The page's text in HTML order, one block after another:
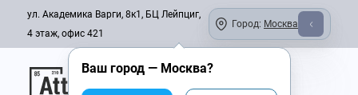
ул. Академика Варги, 8к1, БЦ Лейпциг,
4 этаж, офис 421
Город: Москва
Онлайн-журнал
Ваш город — Москва?